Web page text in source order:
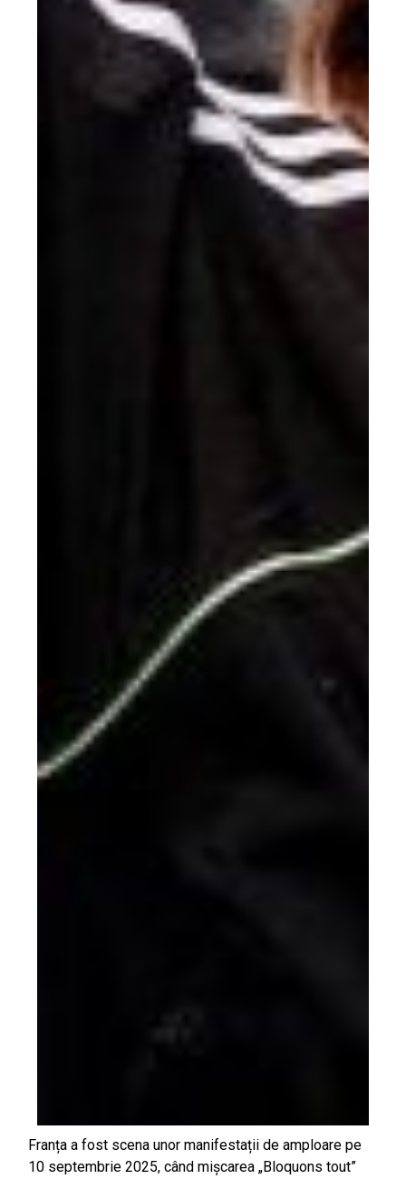
Franța a fost scena unor manifestații de amploare pe
10 septembrie 2025, când mișcarea „Bloquons tout”